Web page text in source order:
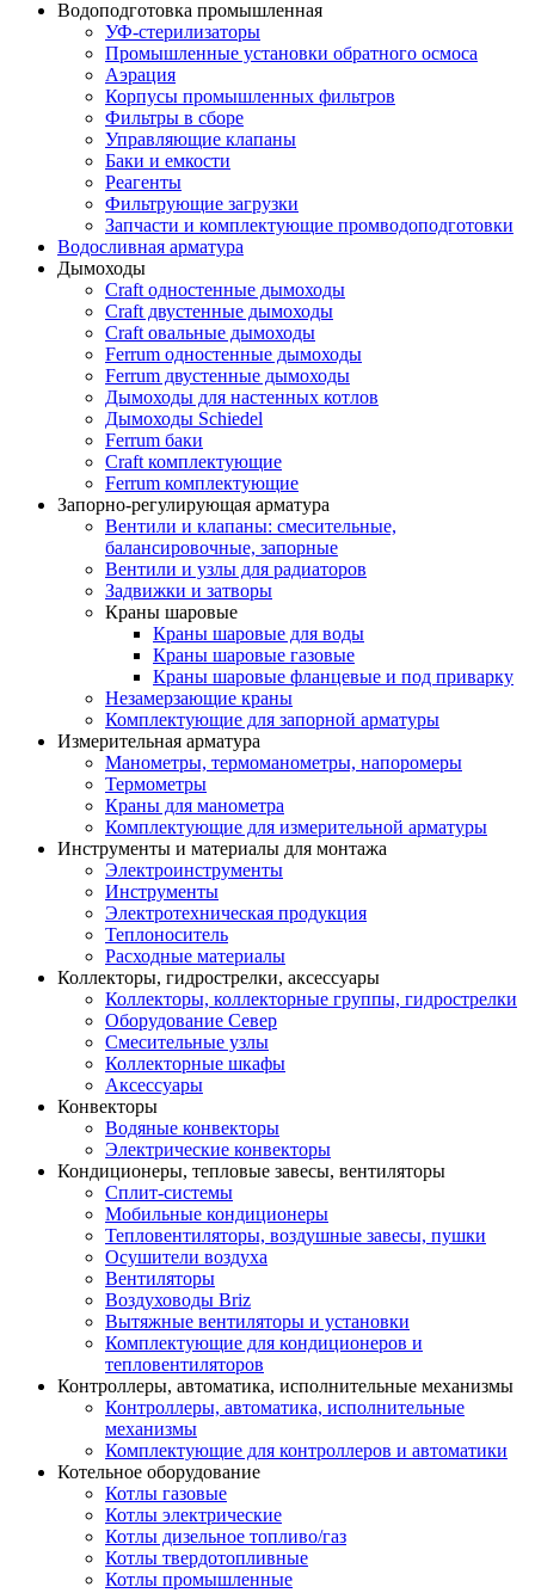
Водоподготовка промышленная
УФ-стерилизаторы
Промышленные установки обратного осмоса
Аэрация
Корпусы промышленных фильтров
Фильтры в сборе
Управляющие клапаны
Баки и емкости
Реагенты
Фильтрующие загрузки
Запчасти и комплектующие промводоподготовки
Водосливная арматура
Дымоходы
Craft одностенные дымоходы
Craft двустенные дымоходы
Craft овальные дымоходы
Ferrum одностенные дымоходы
Ferrum двустенные дымоходы
Дымоходы для настенных котлов
Дымоходы Schiedel
Ferrum баки
Craft комплектующие
Ferrum комплектующие
Запорно-регулирующая арматура
Вентили и клапаны: смесительные,
балансировочные, запорные
Вентили и узлы для радиаторов
Задвижки и затворы
Краны шаровые
Краны шаровые для воды
Краны шаровые газовые
Краны шаровые фланцевые и под приварку
Незамерзающие краны
Комплектующие для запорной арматуры
Измерительная арматура
Манометры, термоманометры, напоромеры
Термометры
Краны для манометра
Комплектующие для измерительной арматуры
Инструменты и материалы для монтажа
Электроинструменты
Инструменты
Электротехническая продукция
Теплоноситель
Расходные материалы
Коллекторы, гидрострелки, аксессуары
Коллекторы, коллекторные группы, гидрострелки
Оборудование Север
Смесительные узлы
Коллекторные шкафы
Аксессуары
Конвекторы
Водяные конвекторы
Электрические конвекторы
Кондиционеры, тепловые завесы, вентиляторы
Сплит-системы
Мобильные кондиционеры
Тепловентиляторы, воздушные завесы, пушки
Осушители воздуха
Вентиляторы
Воздуховоды Briz
Вытяжные вентиляторы и установки
Комплектующие для кондиционеров и
тепловентиляторов
Контроллеры, автоматика, исполнительные механизмы
Контроллеры, автоматика, исполнительные
механизмы
Комплектующие для контроллеров и автоматики
Котельное оборудование
Котлы газовые
Котлы электрические
Котлы дизельное топливо/газ
Котлы твердотопливные
Котлы промышленные